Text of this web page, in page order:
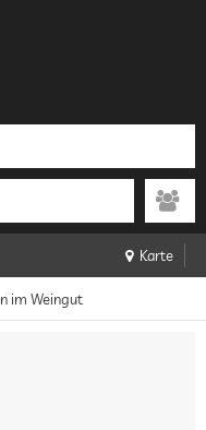
Karte
im Weingut